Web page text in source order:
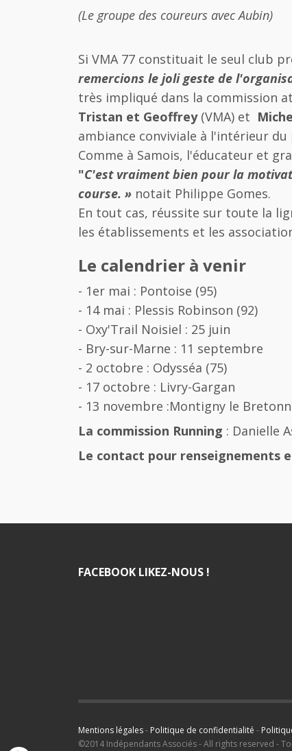
(Le groupe des coureurs avec Aubin)
Si VMA 77 constituait le seul club
remercions le joli geste de
très impliqué dans la commission
Tristan et Geoffrey(VMA) et
ambiance conviviale à l'intérieur du
Comme à Samois, l'éducateur et
"C'est vraiment bien pour la
course. » notait Philippe Gomes.
En tout cas, réussite sur toute la
les établissements et les
Le calendrier à venir
- 1er mai : Pontoise (95)
- 14 mai : Plessis Robinson (92)
- Oxy'Trail Noisiel : 25 juin
- Bry-sur-Marne : 11 septembre
- 2 octobre : Odysséa (75)
- 17 octobre : Livry-Gargan
- 13 novembre :Montigny le
La commission Running : Danielle
Le contact pour renseignements
FACEBOOK LIKEZ-NOUS !
Mentions légales- Politique de confidentialité -
©2014 Indépendants Associés - All rights reserved -